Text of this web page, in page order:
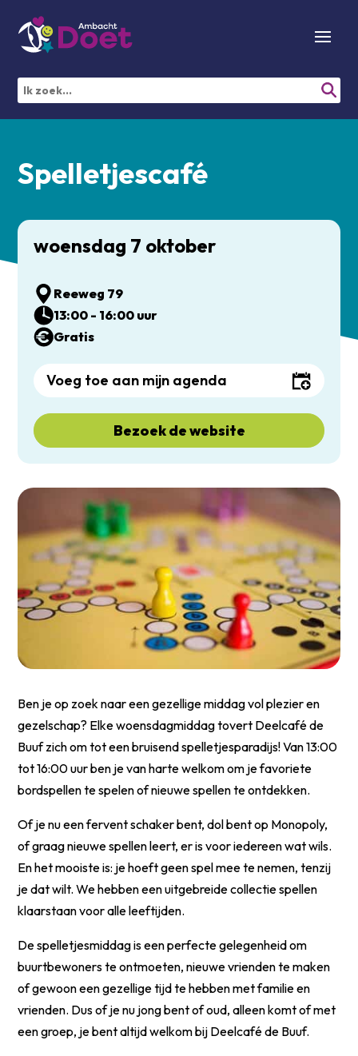
Spelletjescafé
Ben je op zoek naar een gezellige middag vol plezier en
gezelschap? Elke woensdagmiddag tovert Deelcafé de
Buuf zich om tot een bruisend spelletjesparadijs! Van 13:00
tot 16:00 uur ben je van harte welkom om je favoriete
bordspellen te spelen of nieuwe spellen te ontdekken.
Of je nu een fervent schaker bent, dol bent op Monopoly,
of graag nieuwe spellen leert, er is voor iedereen wat wils.
En het mooiste is: je hoeft geen spel mee te nemen, tenzij
je dat wilt. We hebben een uitgebreide collectie spellen
klaarstaan voor alle leeftijden.
De spelletjesmiddag is een perfecte gelegenheid om
buurtbewoners te ontmoeten, nieuwe vrienden te maken
of gewoon een gezellige tijd te hebben met familie en
vrienden. Dus of je nu jong bent of oud, alleen komt of met
een groep, je bent altijd welkom bij Deelcafé de Buuf.
woensdag 7 oktober
Reeweg 79
13:00 - 16:00 uur
Gratis
Voeg toe aan mijn agenda
Bezoek de website